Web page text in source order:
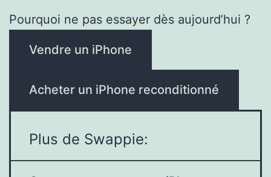
Pourquoi ne pas essayer dès aujourd’hui ?
Vendre un iPhone
Acheter un iPhone reconditionné
Plus de Swappie: